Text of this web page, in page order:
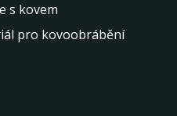
s kovem
pro kovoobrábění